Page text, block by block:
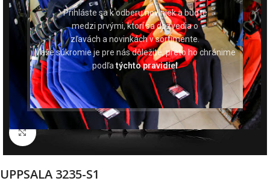
Prihláste sa k odberu noviniek a buďte
medzi prvými, ktorí sa dozvedia o
zľavách a novinkách v sortimente.
Vaše súkromie je pre nás dôležité, preto ho chránime
podľatýchto pravidiel
Klikni pre zväčšenie
UPPSALA 3235-S1